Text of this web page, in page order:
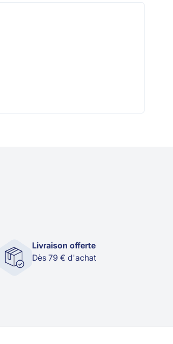
Livraison offerte
Dès 79 € d'achat